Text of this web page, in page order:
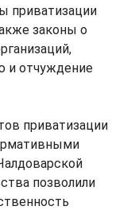
приватизации
законы о
и отчуждение
приватизации
позволили